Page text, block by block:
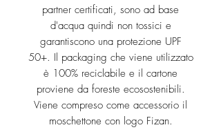
partner certificati, sono ad base
d'acqua quindi non tossici e
garantiscono una protezione UPF
50+. Il packaging che viene utilizzato
è 100% reciclabile e il cartone
proviene da foreste ecosostenibili.
Viene compreso come accessorio il
moschettone con logo Fizan.